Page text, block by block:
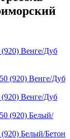
Венге/Дуб
Венге/Дуб
Белый/Бетон